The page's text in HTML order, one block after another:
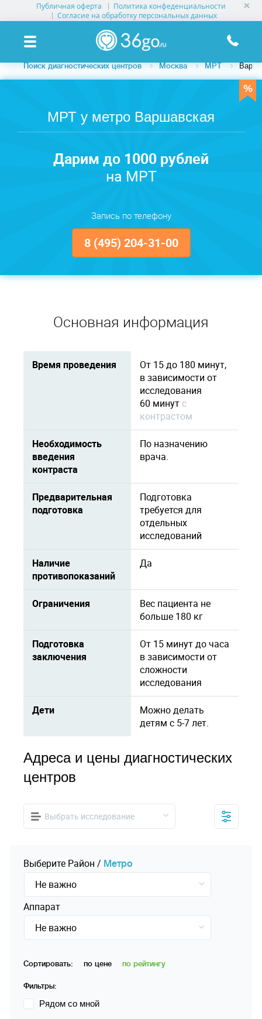
Публичная оферта
Политика конфеденциальности
Согласие на обработку персональных данных
УСЛУГИ КЛИНИК
КЛИНИКИ НА КАРТЕ
ПАМЯТКА ПАЦИЕНТУ
Поиск диагностических центров Москва МРТ
МРТ у метро Варшавская
Дарим до 1000 рублей
на МРТ
Запись по телефону
8 (495) 204-31-00
Основная информация
Время проведения
От 15 до 180 минут,
в зависимости от
исследования
60 минут c
контрастом
Необходимость
введения
контраста
По назначению
врача.
Предварительная
подготовка
Подготовка
требуется для
отдельных
исследований
Наличие
противопоказаний
Да
Ограничения
Вес пациента не
больше 180 кг
Подготовка
заключения
От 15 минут до часа
в зависимости от
сложности
исследования
Дети
Можно делать
детям с 5-7 лет.
Адреса и цены диагностических
центров
Выбрать исследование
Выберите Pайон / Mетро
Не важно
Аппарат
Не важно
Сортировать: по цене по рейтингу
Фильтры:
Рядом со мной